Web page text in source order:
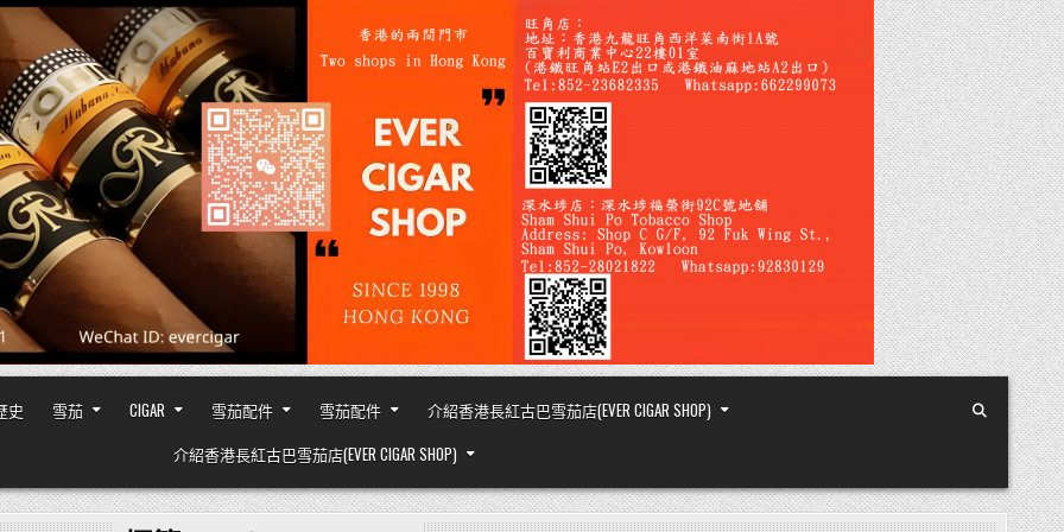
史 雪茄 CIGAR 雪茄配件 雪茄配件
介紹香港長紅古巴雪茄店(EVER CIGAR SHOP)
介紹香港長紅古巴雪茄店(EVER CIGAR SHOP)